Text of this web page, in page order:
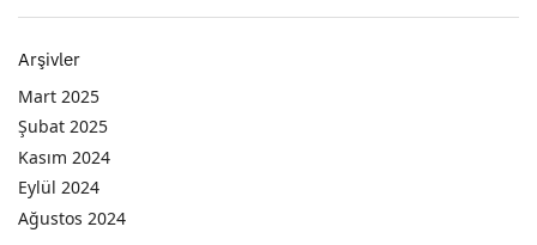
Arşivler
Mart 2025
Şubat 2025
Kasım 2024
Eylül 2024
Ağustos 2024